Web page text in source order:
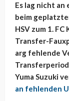
Es lag nicht
beim
HSV zum 1.
Transfer-
arg fehlende
Yuma Suzuki
an fehlenden